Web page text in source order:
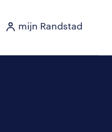
mijn Randstad